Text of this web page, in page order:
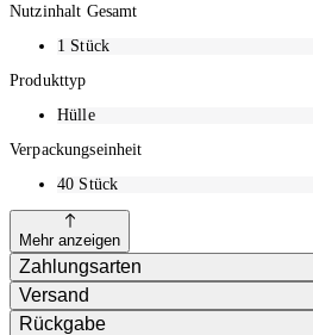
Nutzinhalt Gesamt
1 Stück
Produkttyp
Hülle
Verpackungseinheit
40 Stück
Mehr anzeigen
Zahlungsarten
Versand
Rückgabe